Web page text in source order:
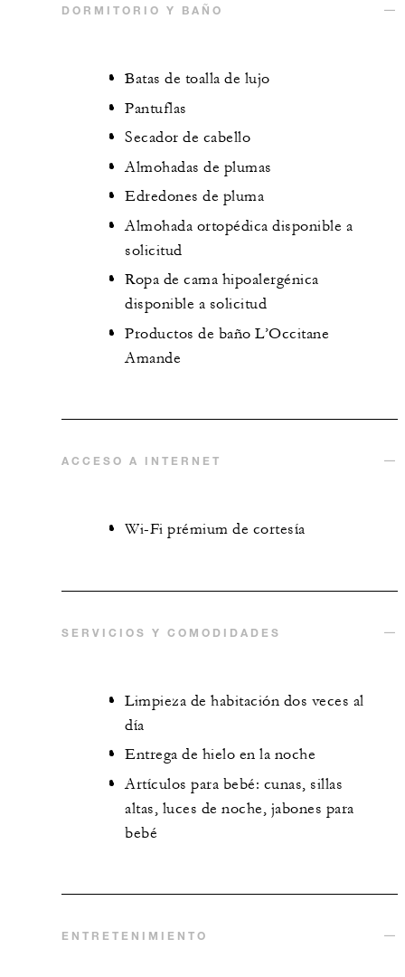
DORMITORIO Y BAÑO
Batas de toalla de lujo
Pantuflas
Secador de cabello
Almohadas de plumas
Edredones de pluma
Almohada ortopédica disponible a
solicitud
Ropa de cama hipoalergénica
disponible a solicitud
Productos de baño L’Occitane
Amande
ACCESO A INTERNET
Wi-Fi prémium de cortesía
SERVICIOS Y COMODIDADES
Limpieza de habitación dos veces al
día
Entrega de hielo en la noche
Artículos para bebé: cunas, sillas
altas, luces de noche, jabones para
bebé
ENTRETENIMIENTO